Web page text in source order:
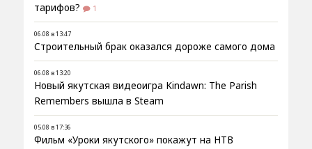
тарифов?
1
06.08 в 13:47
Строительный брак оказался дороже самого дома
06.08 в 13:20
Новый якутская видеоигра Kindawn: The Parish
Remembers вышла в Steam
05.08 в 17:36
Фильм «Уроки якутского» покажут на НТВ